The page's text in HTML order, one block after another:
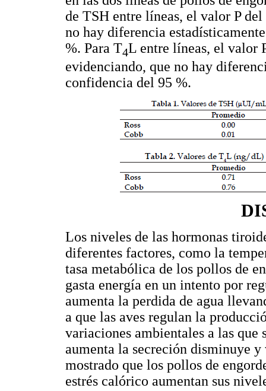
de TSH entre líneas, el valor P
no hay diferencia
%. Para T4L entre líneas, el valor
evidenciando, que no hay
confidencia del 95 %.
Los niveles de las hormonas
diferentes factores, como la
tasa metabólica de los pollos de
gasta energía en un intento por
aumenta la perdida de agua
a que las aves regulan la
variaciones ambientales a las que
aumenta la secreción disminuye y
mostrado que los pollos de
estrés calórico aumentan sus